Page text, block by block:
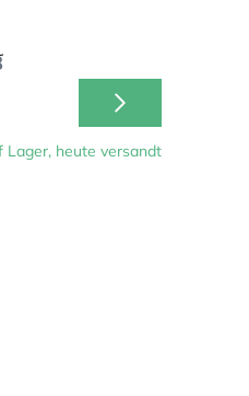
Lager, heute versandt